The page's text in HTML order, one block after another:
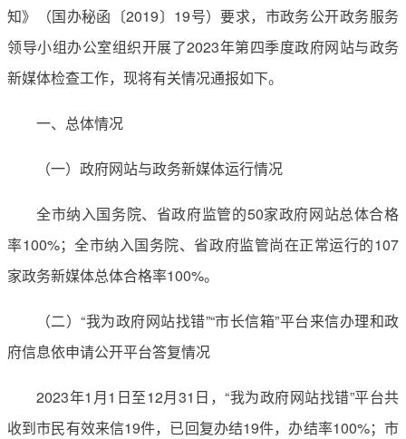
知》（国办秘函〔2019〕19号）要求，市政务公开政务服务
领导小组办公室组织开展了2023年第四季度政府网站与政务
新媒体检查工作，现将有关情况通报如下。
一、总体情况
（一）政府网站与政务新媒体运行情况
全市纳入国务院、省政府监管的50家政府网站总体合格
率100%；全市纳入国务院、省政府监管尚在正常运行的107
家政务新媒体总体合格率100%。
（二）“我为政府网站找错”“市长信箱”平台来信办理和政
府信息依申请公开平台答复情况
2023年1月1日至12月31日，“我为政府网站找错”平台共
收到市民有效来信19件，已回复办结19件，办结率100%；市